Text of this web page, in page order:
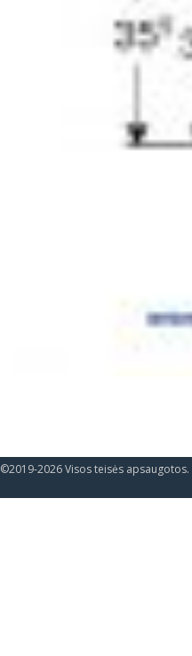
©2019-2026 Visos teisės apsaugotos.